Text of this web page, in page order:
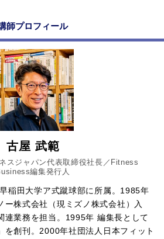
師プロフィール
古屋 武範
スジャパン代表取締役社長／Fitness
編集発行人
稲田大学ア式蹴球部に所属。1985年
ー株式会社（現ミズノ株式会社）入
連業務を担当。1995年 編集長として
を創刊。2000年社団法人日本フィット